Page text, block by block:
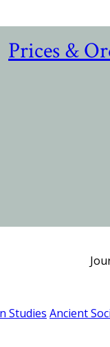
Prices &
Studies Ancient